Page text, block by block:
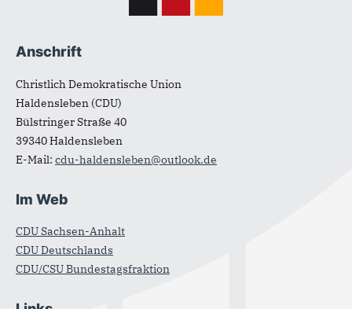
Anschrift
Christlich Demokratische Union
Haldensleben (CDU)
Bülstringer Straße 40
39340Haldensleben
E-Mail: cdu-haldensleben@outlook.de
Im Web
CDU Sachsen-Anhalt
CDU Deutschlands
CDU/CSU Bundestagsfraktion